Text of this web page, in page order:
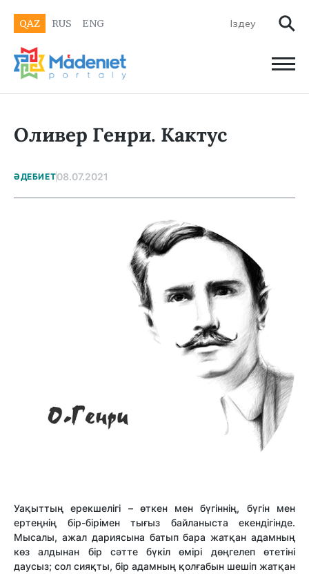
QAZ RUS ENG
Оливер Генри. Кактус
ӘДЕБИЕТ08.07.2021
Уақыттың ерекшелігі – өткен мен бүгіннің, бүгін мен
ертеңнің бір-бірімен тығыз байланыста екендігінде.
Мысалы, ажал дариясына батып бара жатқан адамның
көз алдынан бір сәтте бүкіл өмірі дөңгелеп өтетіні
даусыз; сол сияқты, бір адамның қолғабын шешіп жатқан